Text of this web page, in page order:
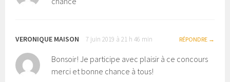
VERONIQUE MAISON 7 juin 2019 à 21 h 46 min RÉPONDRE
Bonsoir! Je participe avec plaisir à ce concours
merci et bonne chance à tous!